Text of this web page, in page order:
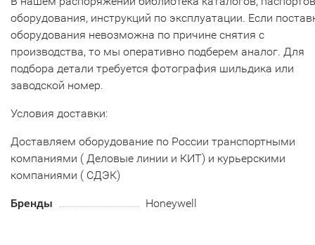
оборудования, инструкций по эксплуатации. Если
оборудования невозможна по причине снятия с
производства, то мы оперативно подберем аналог. Для
подбора детали требуется фотография шильдика или
заводской номер.
Условия доставки:
Доставляем оборудование по России транспортными
компаниями ( Деловые линии и КИТ) и курьерскими
компаниями ( СДЭК)
Бренды Honeywell